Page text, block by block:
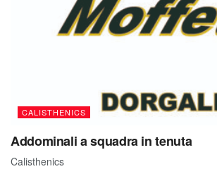
CALISTHENICS
Addominali a squadra in tenuta
Calisthenics